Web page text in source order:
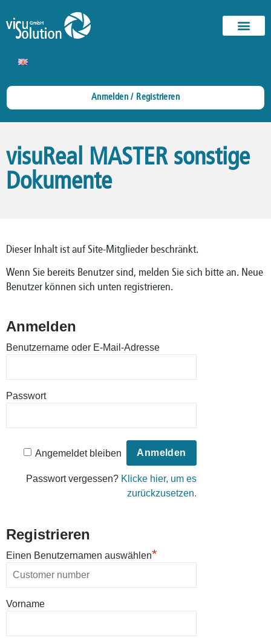
Anmelden / Registrieren
visuReal MASTER sonstige
Dokumente
Dieser Inhalt ist auf Site-Mitglieder beschränkt.
Wenn Sie bereits Benutzer sind, melden Sie sich bitte an. Neue
Benutzer können sich unten registrieren.
Anmelden
Benutzername oder E-Mail-Adresse
Passwort
Angemeldet bleiben
Passwort vergessen? Klicke hier, um es
zurückzusetzen.
Registrieren
Einen Benutzernamen auswählen*
Vorname